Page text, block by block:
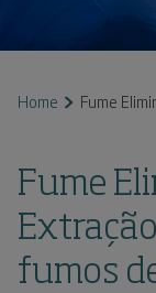
Home Fume
Fume
fumos